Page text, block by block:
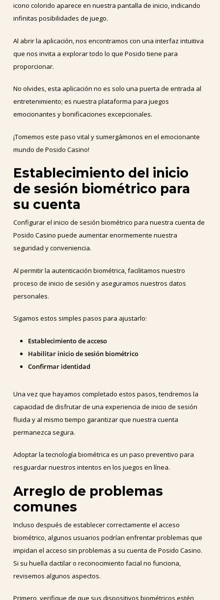
icono colorido aparece en nuestra pantalla de inicio, indicando
infinitas posibilidades de juego.
Al abrir la aplicación, nos encontramos con una interfaz intuitiva
que nos invita a explorar todo lo que Posido tiene para
proporcionar.
No olvides, esta aplicación no es solo una puerta de entrada al
entretenimiento; es nuestra plataforma para juegos
emocionantes y bonificaciones excepcionales.
¡Tomemos este paso vital y sumergámonos en el emocionante
mundo de Posido Casino!
Establecimiento del inicio
de sesión biométrico para
su cuenta
Configurar el inicio de sesión biométrico para nuestra cuenta de
Posido Casino puede aumentar enormemente nuestra
seguridad y conveniencia.
Al permitir la autenticación biométrica, facilitamos nuestro
proceso de inicio de sesión y aseguramos nuestros datos
personales.
Sigamos estos simples pasos para ajustarlo:
Establecimiento de acceso
Habilitar inicio de sesión biométrico
Confirmar identidad
Una vez que hayamos completado estos pasos, tendremos la
capacidad de disfrutar de una experiencia de inicio de sesión
fluida y al mismo tiempo garantizar que nuestra cuenta
permanezca segura.
Adoptar la tecnología biométrica es un paso preventivo para
resguardar nuestros intentos en los juegos en línea.
Arreglo de problemas
comunes
Incluso después de establecer correctamente el acceso
biométrico, algunos usuarios podrían enfrentar problemas que
impidan el acceso sin problemas a su cuenta de Posido Casino.
Si su huella dactilar o reconocimiento facial no funciona,
revisemos algunos aspectos.